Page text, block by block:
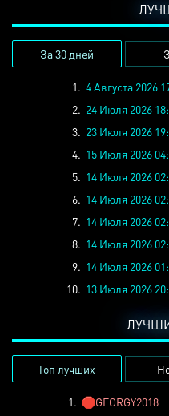
За 30 дней
1. 4 Августа 2026
2. 24 Июля 2026
3. 23 Июля 2026
4. 15 Июля 2026
5. 14 Июля 2026
6. 14 Июля 2026
7. 14 Июля 2026
8. 14 Июля 2026
9. 14 Июля 2026
10. 13 Июля 2026
Топ лучших
1. 🛑GEORGY2018